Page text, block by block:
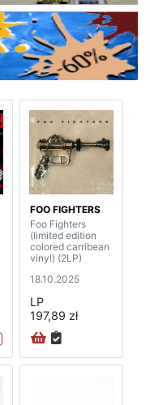
FOO FIGHTERS
Foo Fighters
(limited edition
colored carribean
vinyl) (2LP)
18.10.2025
LP
197,89 zł